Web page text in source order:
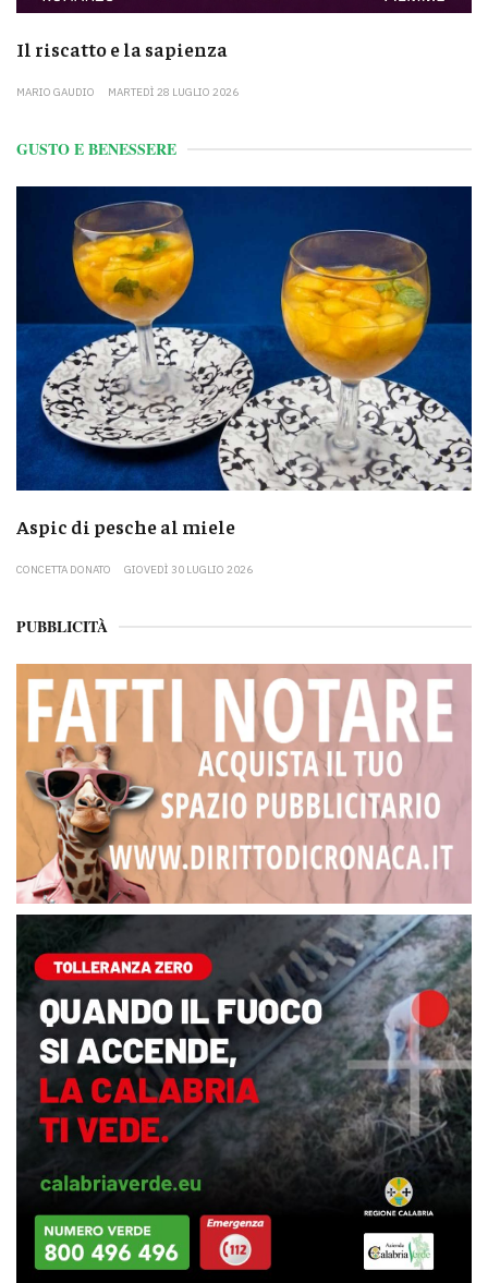
Il riscatto e la sapienza
MARIO GAUDIO MARTEDÌ 28 LUGLIO 2026
GUSTO E BENESSERE
Aspic di pesche al miele
CONCETTA DONATO GIOVEDÌ 30 LUGLIO 2026
PUBBLICITÀ